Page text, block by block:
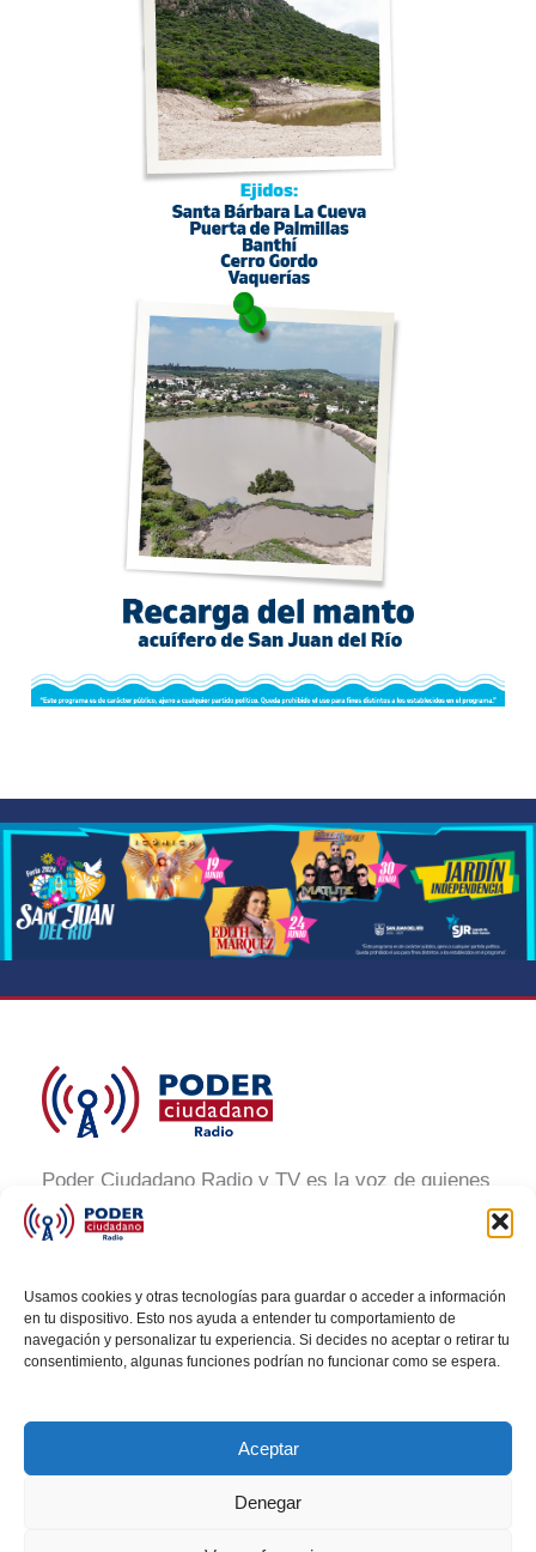
Usamos cookies y otras tecnologías para guardar o acceder a información
en tu dispositivo. Esto nos ayuda a entender tu comportamiento de
navegación y personalizar tu experiencia. Si decides no aceptar o retirar tu
consentimiento, algunas funciones podrían no funcionar como se espera.
Aceptar
Denegar
Poder Ciudadano Radio y TV es la voz de quienes
buscan un México informado y participativo.
Nuestro compromiso es conectar con la
transformación social a través de noticias claras,
veraces y al alcance de todos.